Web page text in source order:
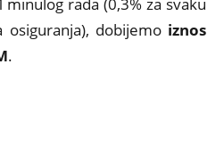
osiguranja), dobijemo iznos
.